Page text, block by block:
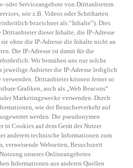
oder Serviceangebote von Drittanbietern
wie z.B. Videos oder Schriftarten
bezeichnet als “Inhalte”). Dies
Drittanbieter dieser Inhalte, die IP-Adresse
ohne die IP-Adresse die Inhalte nicht an
Die IP-Adresse ist damit für die
Wir bemühen uns nur solche
jeweilige Anbieter die IP-Adresse lediglich
Drittanbieter können ferner so
Grafiken, auch als „Web Beacons“
Marketingzwecke verwenden. Durch
wie der Besucherverkehr auf
werden. Die pseudonymen
in Cookies auf dem Gerät der Nutzer
anderem technische Informationen zum
verweisende Webseiten, Besuchszeit
unseres Onlineangebotes
Informationen aus anderen Quellen